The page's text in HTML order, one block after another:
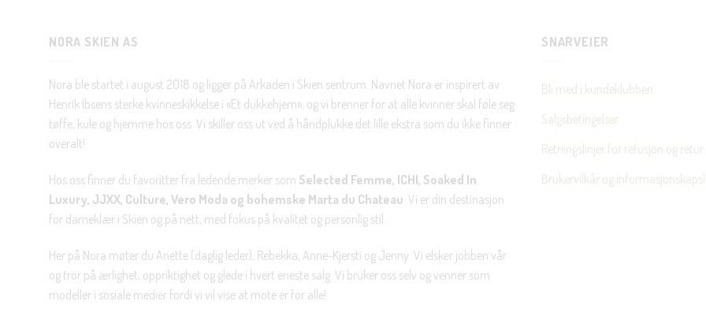
NORA SKIEN AS
Nora ble startet i august 2018 og ligger på Arkaden i Skien sentrum. Navnet Nora er inspirert av
Henrik Ibsens sterke kvinneskikkelse i «Et dukkehjem», og vi brenner for at alle kvinner skal føle seg
tøffe, kule og hjemme hos oss. Vi skiller oss ut ved å håndplukke det lille ekstra som du ikke finner
overalt!
Hos oss finner du favoritter fra ledende merker som Selected Femme, ICHI, Soaked In
Luxury, JJXX, Culture, Vero Moda og bohemske Marta du Chateau. Vi er din destinasjon
for dameklær i Skien og på nett, med fokus på kvalitet og personlig stil.
Her på Nora møter du Anette (daglig leder), Rebekka, Anne-Kjersti og Jenny. Vi elsker jobben vår
og tror på ærlighet, oppriktighet og glede i hvert eneste salg. Vi bruker oss selv og venner som
modeller i sosiale medier fordi vi vil vise at mote er for alle!
SNARVEIER
Bli med i kundeklubben
Salgsbetingelser
Retningslinjer for refusjon og retur
Brukervilkår og